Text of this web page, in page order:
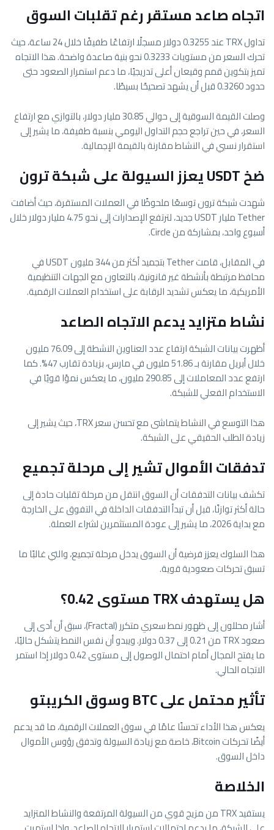
اتجاه صاعد مستقر رغم تقلبات السوق
تداول TRX عند 0.3255 دولار مسجلًا ارتفاعًا طفيفًا خلال 24 ساعة، حيث
تحرك السعر من مستويات 0.3233 نحو بنية صاعدة واضحة. هذا الاتجاه
تميز بتكوين قمم وقيعان أعلى تدريجيًا، ما دعم استمرار الصعود حتى
حدود 0.3260 قبل أن يشهد تصحيحًا بسيطًا.
وصلت القيمة السوقية إلى حوالي 30.85 مليار دولار، بالتوازي مع ارتفاع
السعر، في حين تراجع حجم التداول اليومي بنسبة طفيفة، ما يشير إلى
استقرار نسبي في النشاط مقارنة بالقيمة الإجمالية.
ضخ USDT يعزز السيولة على شبكة ترون
شهدت شبكة ترون توسعًا ملحوظًا في العملات المستقرة، حيث أضافت
Tether مليار USDT جديد، لترتفع الإصدارات إلى نحو 4.75 مليار دولار خلال
أسبوع واحد، بمشاركة منCircle
.
في المقابل، قامت Tether بتجميد أكثر من 344 مليون USDT في
محافظ مرتبطة بأنشطة غير قانونية، بالتعاون مع الجهات التنظيمية
الأمريكية، ما يعكس تشديد الرقابة على استخدام العملات الرقمية.
نشاط متزايد يدعم الاتجاه الصاعد
أظهرت بيانات الشبكة ارتفاع عدد العناوين النشطة إلى 76.09 مليون
خلال أبريل مقارنة بـ 51.86 مليون في مارس، بزيادة تقارب 47%. كما
ارتفع عدد المعاملات إلى 290.85 مليون، ما يعكس نموًا قويًا في
الاستخدام الفعلي للشبكة.
هذا التوسع في النشاط يتماشى مع تحسن سعر TRX، حيث يشير إلى
زيادة الطلب الحقيقي على الشبكة.
تدفقات الأموال تشير إلى مرحلة تجميع
تكشف بيانات التدفقات أن السوق انتقل من مرحلة تقلبات حادة إلى
حالة أكثر توازنًا، قبل أن تبدأ التدفقات الداخلة في التفوق على الخارجة
مع بداية 2026، ما يشير إلى عودة المستثمرين لشراء العملة.
هذا السلوك يعزز فرضية أن السوق يدخل مرحلة تجميع، والتي غالبًا ما
تسبق تحركات صعودية قوية.
هل يستهدف TRX مستوى 0.42؟
أشار محللون إلى ظهور نمط سعري متكرر (Fractal)، سبق أن أدى إلى
صعود TRX من 0.21 إلى 0.37 دولار. ويبدو أن نفس النمط يتشكل حاليًا،
ما يفتح المجال أمام احتمال الوصول إلى مستوى 0.42 دولار إذا استمر
الاتجاه الحالي.
تأثير محتمل على BTC وسوق الكريبتو
يعكس هذا الأداء تحسنًا عامًا في سوق العملات الرقمية، ما قد يدعم
أيضًا تحركاتBitcoin، خاصة مع زيادة السيولة وتدفق رؤوس الأموال
داخل السوق.
الخلاصة
يستفيد TRX من مزيج قوي من السيولة المرتفعة والنشاط المتزايد